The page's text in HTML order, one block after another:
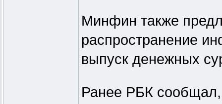
Минфин также
распространение
выпуск денежных
Ранее РБК сообщал,